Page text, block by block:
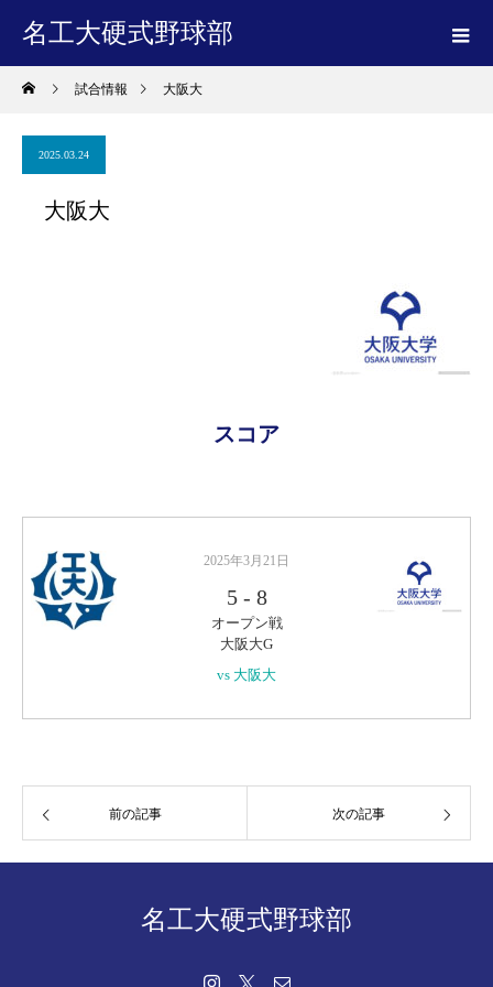
名工大硬式野球部
試合情報 大阪大
2025.03.24
大阪大
スコア
2025年3月21日
5- 8
オープン戦
大阪大G
vs 大阪大
前の記事 次の記事
名工大硬式野球部